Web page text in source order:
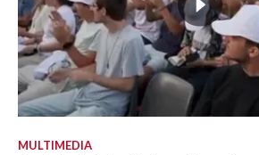
MULTIMEDIA